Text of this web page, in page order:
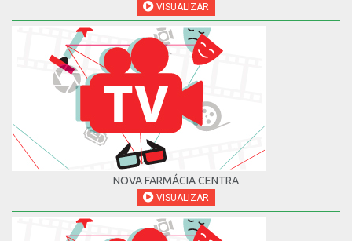
VISUALIZAR
NOVA FARMÁCIA CENTRA
VISUALIZAR